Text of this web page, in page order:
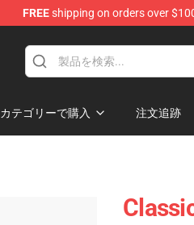
FREEshipping on orders over
カテゴリーで購入 注文追跡